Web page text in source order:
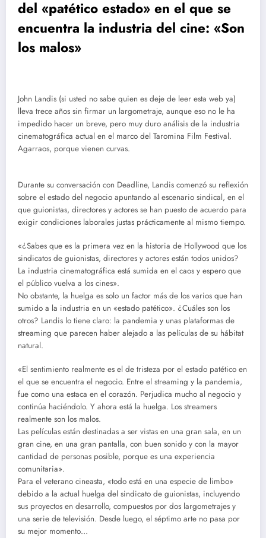
del «patético estado» en el que se
encuentra la industria del cine: «Son
los malos»
John Landis (si usted no sabe quien es deje de leer esta web ya)
lleva trece años sin firmar un largometraje, aunque eso no le ha
impedido hacer un breve, pero muy duro análisis de la industria
cinematográfica actual en el marco del Taromina Film Festival.
Agarraos, porque vienen curvas.
Durante su conversación con Deadline, Landis comenzó su reflexión
sobre el estado del negocio apuntando al escenario sindical, en el
que guionistas, directores y actores se han puesto de acuerdo para
exigir condiciones laborales justas prácticamente al mismo tiempo.
«¿Sabes que es la primera vez en la historia de Hollywood que los
sindicatos de guionistas, directores y actores están todos unidos?
La industria cinematográfica está sumida en el caos y espero que
el público vuelva a los cines».
No obstante, la huelga es solo un factor más de los varios que han
sumido a la industria en un «estado patético». ¿Cuáles son los
otros? Landis lo tiene claro: la pandemia y unas plataformas de
streaming que parecen haber alejado a las películas de su hábitat
natural.
«El sentimiento realmente es el de tristeza por el estado patético en
el que se encuentra el negocio. Entre el streaming y la pandemia,
fue como una estaca en el corazón. Perjudica mucho al negocio y
continúa haciéndolo. Y ahora está la huelga. Los streamers
realmente son los malos.
Las películas están destinadas a ser vistas en una gran sala, en un
gran cine, en una gran pantalla, con buen sonido y con la mayor
cantidad de personas posible, porque es una experiencia
comunitaria».
Para el veterano cineasta, «todo está en una especie de limbo»
debido a la actual huelga del sindicato de guionistas, incluyendo
sus proyectos en desarrollo, compuestos por dos largometrajes y
una serie de televisión. Desde luego, el séptimo arte no pasa por
su mejor momento…